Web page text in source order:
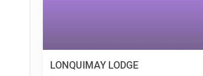
LONQUIMAY LODGE